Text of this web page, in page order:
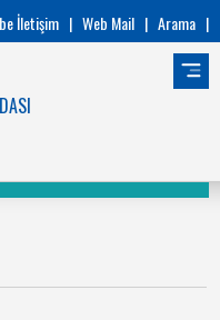
İletişim | Web Mail | Arama |